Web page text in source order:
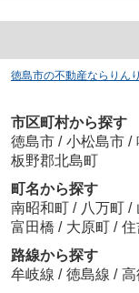
徳島市の不動産ならりん
市区町村から探す
徳島市 / 小松島市 /
板野郡北島町
町名から探す
南昭和町 / 八万町 /
富田橋 / 大原町 / 住
路線から探す
牟岐線 / 徳島線 / 高